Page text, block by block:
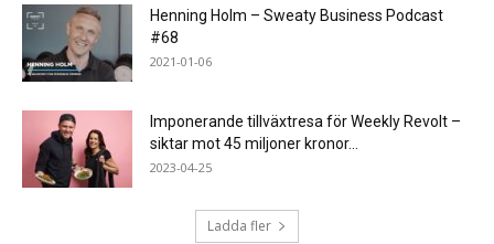
Henning Holm – Sweaty Business Podcast
#68
2021-01-06
Imponerande tillväxtresa för Weekly Revolt –
siktar mot 45 miljoner kronor...
2023-04-25
Ladda fler